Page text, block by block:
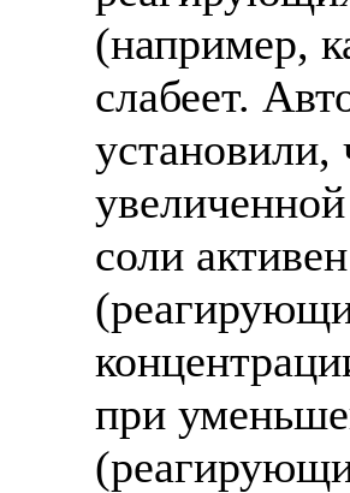
(например,
слабеет.
установили,
соли
при